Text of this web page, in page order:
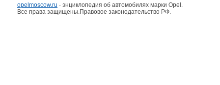
opelmoscow.ru - энциклопедия об автомобилях марки Opel.
Все права защищены.Правовое законодательство РФ.